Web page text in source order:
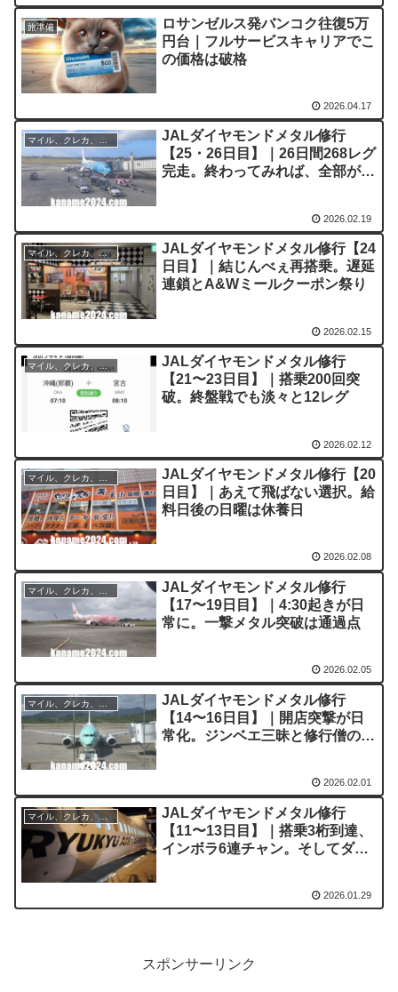
旅準備
ロサンゼルス発バンコク往復5万
円台｜フルサービスキャリアでこ
の価格は破格
2026.04.17
JALダイヤモンドメタル修行
【25・26日目】｜26日間268レグ
完走。終わってみれば、全部が修
2026.02.19
マイル、クレカ、ポイ活
JALダイヤモンドメタル修行【24
日目】｜結じんべぇ再搭乗。遅延
連鎖とA&Wミールクーポン祭り
2026.02.15
マイル、クレカ、ポイ活
JALダイヤモンドメタル修行
【21〜23日目】｜搭乗200回突
破。終盤戦でも淡々と12レグ
2026.02.12
マイル、クレカ、ポイ活
JALダイヤモンドメタル修行【20
日目】｜あえて飛ばない選択。給
料日後の日曜は休養日
2026.02.08
マイル、クレカ、ポイ活
JALダイヤモンドメタル修行
【17〜19日目】｜4:30起きが日
常に。一撃メタル突破は通過点
2026.02.05
JALダイヤモンドメタル修行
【14〜16日目】｜開店突撃が日
常化。ジンベエ三昧と修行僧の現
2026.02.01
マイル、クレカ、ポイ活
JALダイヤモンドメタル修行
【11〜13日目】｜搭乗3桁到達、
インボラ6連チャン。そしてダイ
2026.01.29
スポンサーリンク